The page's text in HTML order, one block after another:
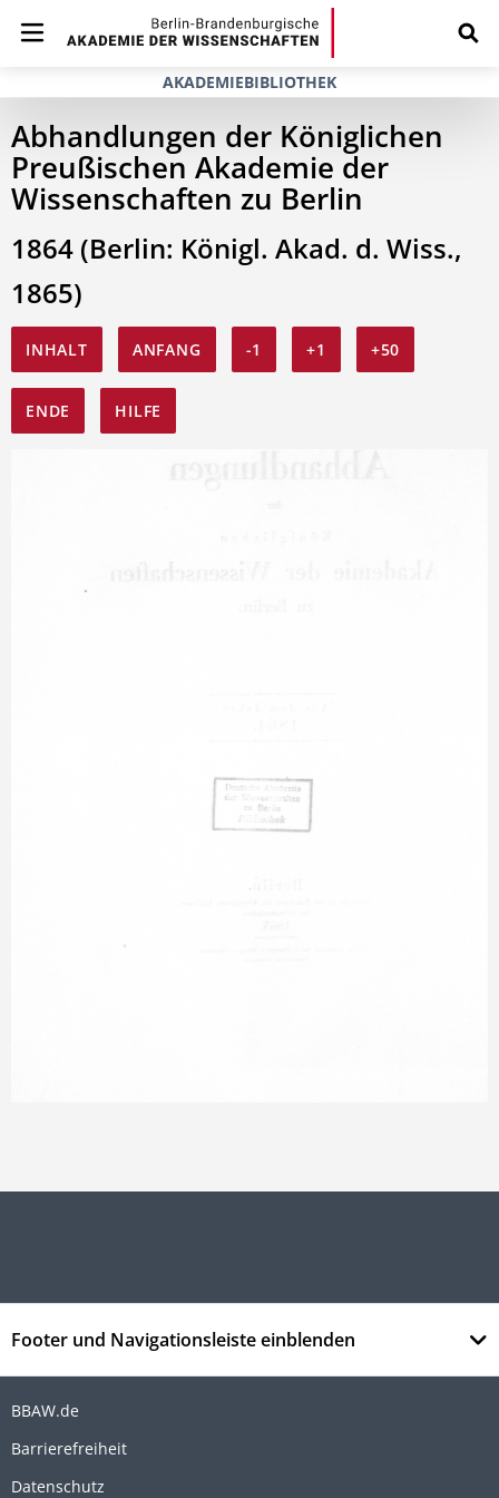
AKADEMIEBIBLIOTHEK
Abhandlungen der Königlichen
Preußischen Akademie der
Wissenschaften zu Berlin
1864 (Berlin: Königl. Akad. d. Wiss.,
1865)
INHALT ANFANG -1 +1 +50
ENDE HILFE
Footer und Navigationsleiste einblenden
BBAW.de
Barrierefreiheit
Datenschutz